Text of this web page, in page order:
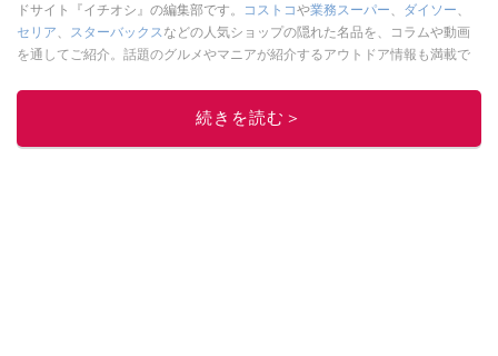
ドサイト『イチオシ』の編集部です。
コストコや業務スーパー、 ダイソー、
セリア、 スターバックスなどの人気ショップの隠れた名品を、コラムや動画
を通してご紹介。話題のグルメやマニアが紹介するアウトドア情報も満載で
レビューしています。毎日トレンド情報をお届けしているので、ぜひ
してください！続きを読む＞